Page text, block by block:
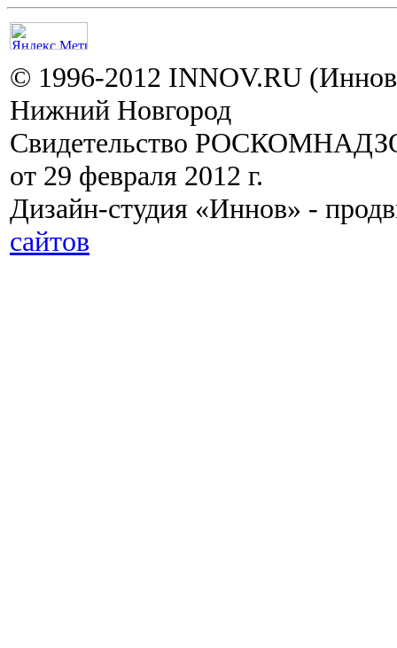
© 1996-2012 INNOV.RU
Нижний Новгород
Свидетельство
от 29 февраля 2012 г.
Дизайн-студия «Иннов» -
сайтов